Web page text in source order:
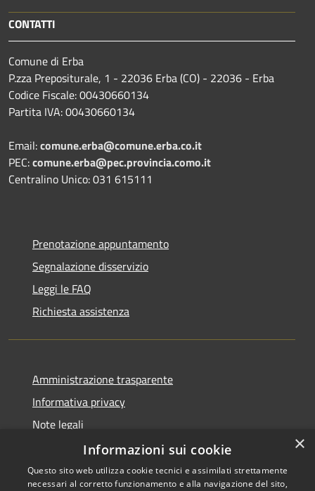
CONTATTI
Comune di Erba
P.zza Prepositurale, 1 - 22036 Erba (CO) - 22036 - Erba
Codice Fiscale: 00430660134
Partita IVA: 00430660134
Email:comune.erba@comune.erba.co.it
PEC:comune.erba@pec.provincia.como.it
Centralino Unico: 031 615111
Prenotazione appuntamento
Segnalazione disservizio
Leggi le FAQ
Richiesta assistenza
Amministrazione trasparente
Informativa privacy
Note legali
Dichiarazione di accessibilità
×
Informazioni sui cookie
Questo sito web utilizza cookie tecnici e assimilati strettamente
necessari al corretto funzionamento e alla navigazione del sito,